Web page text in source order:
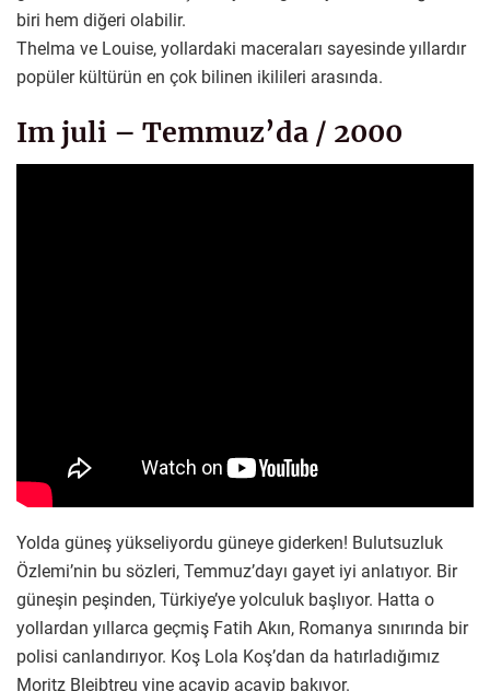
biri hem diğeri olabilir.
Thelma ve Louise, yollardaki maceraları sayesinde yıllardır
popüler kültürün en çok bilinen ikilileri arasında.
Im juli – Temmuz’da / 2000
Yolda güneş yükseliyordu güneye giderken! Bulutsuzluk
Özlemi’nin bu sözleri, Temmuz’dayı gayet iyi anlatıyor. Bir
güneşin peşinden, Türkiye’ye yolculuk başlıyor. Hatta o
yollardan yıllarca geçmiş Fatih Akın, Romanya sınırında bir
polisi canlandırıyor. Koş Lola Koş’dan da hatırladığımız
Moritz Bleibtreu yine acayip acayip bakıyor.